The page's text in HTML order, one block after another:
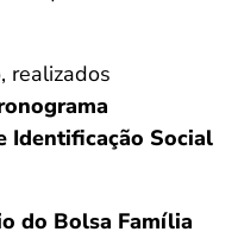
realizados
Identificação Social
do Bolsa Família